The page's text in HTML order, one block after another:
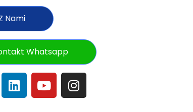
Nami
Whatsapp